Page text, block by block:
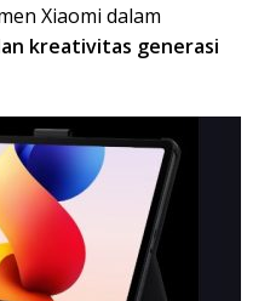
Xiaomi dalam
kreativitas generasi